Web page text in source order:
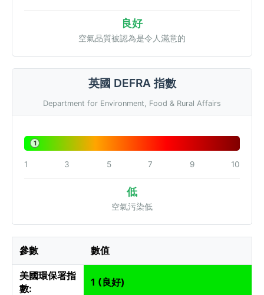
良好
空氣品質被認為是令人滿意的
英國 DEFRA 指數
Department for Environment, Food & Rural Affairs
1
1 3 5 7 9 10
低
空氣污染低
參數 數值
美國環保署指
數:
1 (良好)